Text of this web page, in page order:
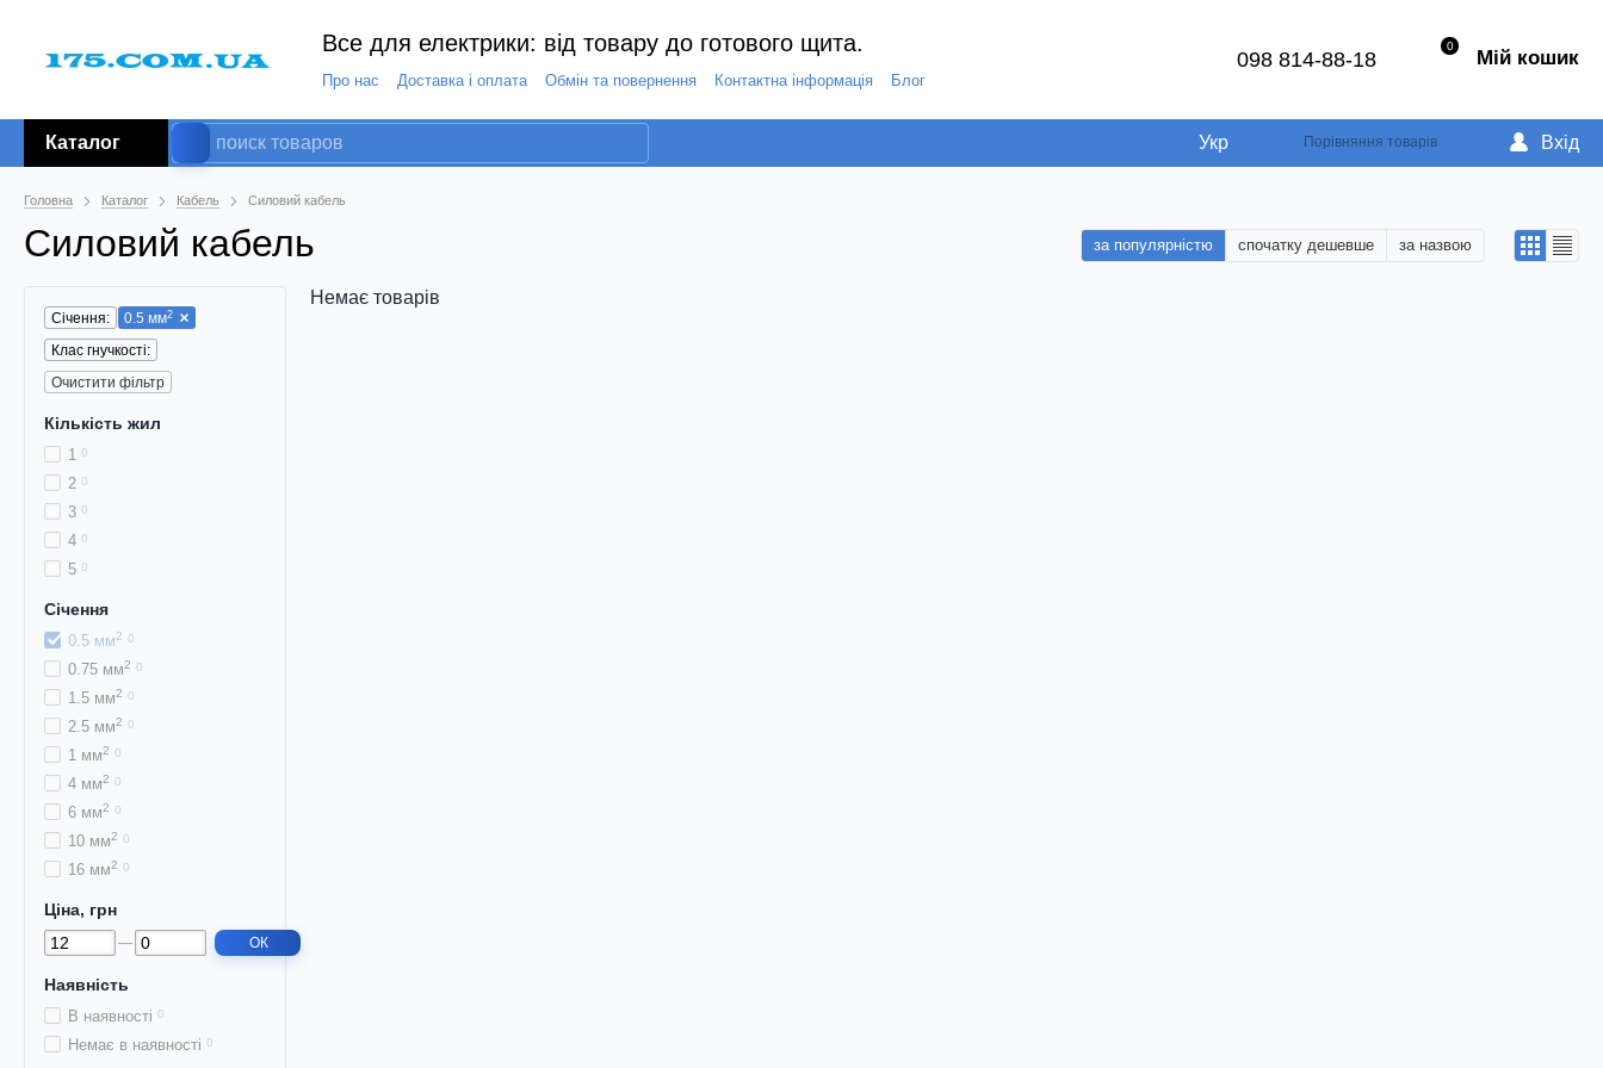
Все для електрики: від товару до готового щита.
Про нас Доставка і оплата Обмін та повернення Контактна інформація Блог
098 814-88-18
0 Мій кошик
Каталог Укр Порівняння товарів Вхід
Головна Каталог Кабель Силовий кабель
Силовий кабель за популярністю спочатку дешевше за назвою
Немає товарів
Січення: 0.5 мм2
Клас гнучкості:
Очистити фільтр
Кількість жил
1 0
2 0
3 0
4 0
5 0
Січення
0.5 мм2 0
0.75 мм2 0
1.5 мм2 0
2.5 мм2 0
1 мм2 0
4 мм2 0
6 мм2 0
10 мм2 0
16 мм2 0
Ціна, грн
ОК
Наявність
В наявності 0
Немає в наявності 0